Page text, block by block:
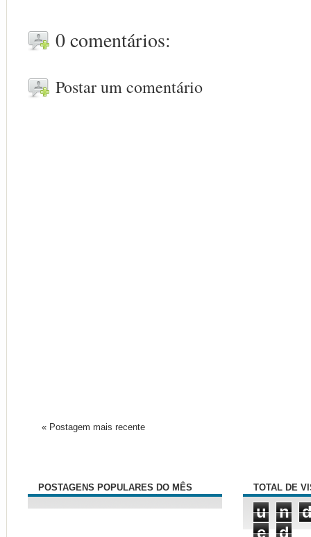
0 comentários:
Postar um comentário
« Postagem mais recente
POSTAGENS POPULARES DO MÊS TOTAL DE
u n
e
d